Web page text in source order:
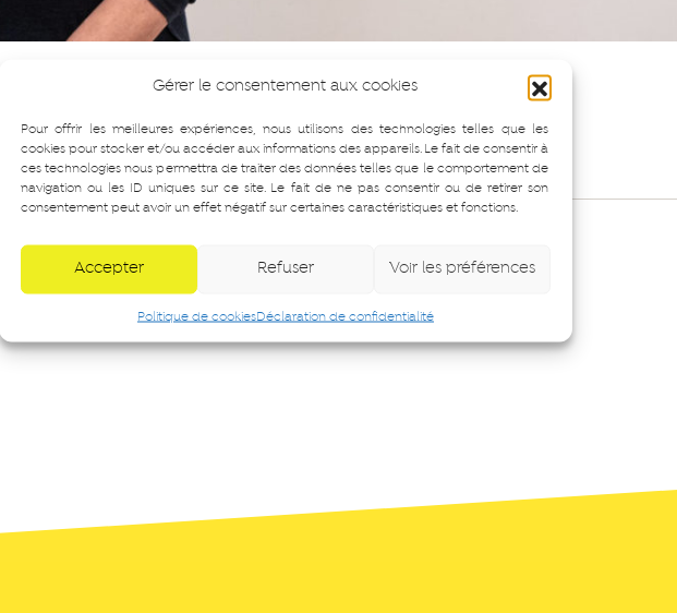
Gérer le consentement aux cookies
Pour offrir les meilleures expériences, nous utilisons des technologies telles que les
cookies pour stocker et/ou accéder aux informations des appareils. Le fait de consentir à
ces technologies nous permettra de traiter des données telles que le comportement de
navigation ou les ID uniques sur ce site. Le fait de ne pas consentir ou de retirer son
consentement peut avoir un effet négatif sur certaines caractéristiques et fonctions.
Accepter Refuser Voir les préférences
Politique de cookiesDéclaration de confidentialité